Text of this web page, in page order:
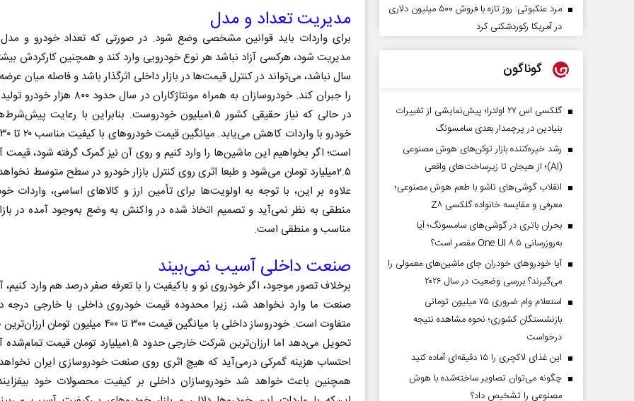
مدیریت تعداد و مدل
برای واردات باید قوانین مشخصی وضع شود. در صورتی که تعداد خودرو و
مدیریت شود، هرکسی آزاد نباشد هر نوع خودرویی وارد کند و همچنین کارکردش
سال نباشد، می‌تواند در کنترل قیمت‌ها در بازار داخلی اثرگذار باشد و فاصله میان
را جبران کند. خودروسازان به همراه مونتاژکاران در سال
در حالی که نیاز حقیقی کشور ۱.۵میلیون خودروست. بنابراین با رعایت
است؛ اگر بخواهیم این ماشین‌ها را وارد کنیم و روی آن نیز گمرک گرفته شود،
۲.۵میلیارد تومان می‌شود و طبعا اثری روی کنترل بازار خودرو در سطح متوسط
علاوه بر این، با توجه به اولویت‌ها برای تأمین ارز و کالاهای اساسی، واردات
منطقی به نظر نمی‌آید و تصمیم اتخاذ شده در واکنش به وضع به‌وجود آمده در
مناسب و منطقی است.
صنعت داخلی آسیب نمی‌بیند
برخلاف تصور موجود، اگر خودروی نو و باکیفیت را با تعرفه صفر درصد هم وارد کنیم،
صنعت ما وارد نخواهد شد، زیرا محدوده قیمت خودروی داخلی با خارجی درجه
متفاوت است. خودروساز داخلی با میانگین قیمت ۳۰۰ تا ۴۰۰ میلیون
تحویل می‌دهد اما ارزان‌ترین شرکت خارجی حدود ۱.۵میلیارد تومان
احتساب هزینه گمرکی درمی‌آید که هیچ اثری روی صنعت خودروسازی ایران
همچنین باعث خواهد شد خودروسازان داخلی بر کیفیت محصولات خود
مرد عنکبوتی: روز تازه با فروش ۵۰۰ میلیون دلاری
در آمریکا رکوردشکنی کرد
گوناگون
گلکسی اس ۲۷ اولترا؛ پیش‌نمایشی از تغییرات
بنیادین در پرچمدار بعدی سامسونگ
رشد خیره‌کننده بازار توکن‌های هوش مصنوعی
(AI)؛ از هیجان تا زیرساخت‌های واقعی
انقلاب گوشی‌های تاشو‌ با طعم هوش مصنوعی؛
معرفی و مقایسه خانواده گلکسی Z۸
بحران باتری در گوشی‌های سامسونگ؛ آیا
به‌روزرسانی One UI ۸.۵ مقصر است؟
آیا خودروهای خودران جای ماشین‌های معمولی را
می‌گیرند؟ بررسی وضعیت در سال ۲۰۲۶
استعلام وام ضروری ۷۵ میلیون تومانی
بازنشستگان کشوری؛ نحوه مشاهده نتیجه
درخواست
این غذای لاکچری را ۱۵ دقیقه‌ای آماده کنید
چگونه می‌توان تصاویر ساخته‌شده با هوش
مصنوعی را تشخیص داد؟